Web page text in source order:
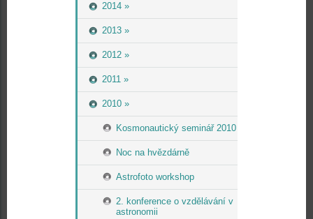
2014 »
2013 »
2012 »
2011 »
2010 »
Kosmonautický seminář 2010
Noc na hvězdárně
Astrofoto workshop
2. konference o vzdělávání v
astronomii